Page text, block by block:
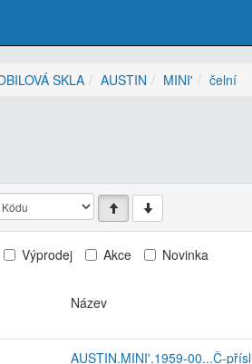
SKLA AUSTIN MINI' čelní
Výprodej Akce Novinka
Název
AUSTIN.MINI'.1959-00...Č-přísl